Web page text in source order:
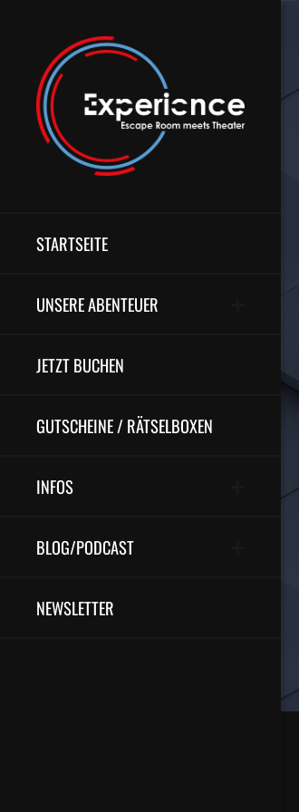
STARTSEITE
UNSERE ABENTEUER
JETZT BUCHEN
GUTSCHEINE / RÄTSELBOXEN
INFOS
BLOG/PODCAST
NEWSLETTER